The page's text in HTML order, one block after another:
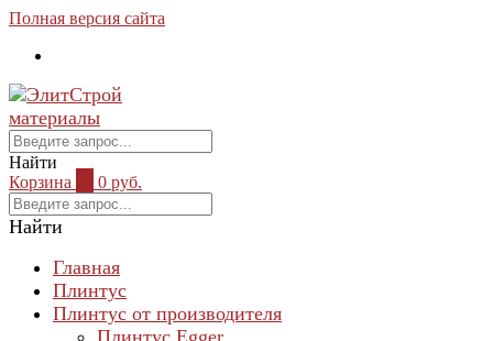
Полная версия сайта
Найти
Корзина
0 руб.
Найти
Главная
Плинтус
Плинтус от производителя
Плинтус Egger